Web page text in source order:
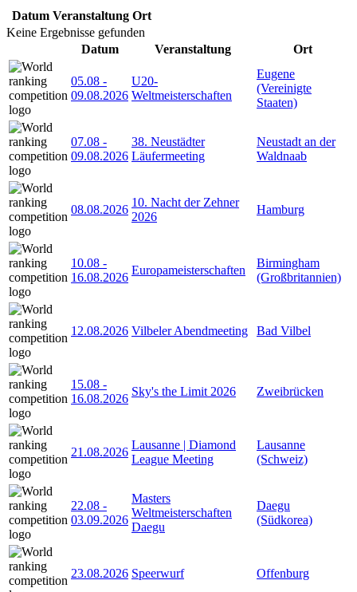
Datum Veranstaltung Ort
Keine Ergebnisse gefunden
Datum
Veranstaltung Ort
05.08 -
09.08.2026
U20-
Weltmeisterschaften
Eugene
(Vereinigte
Staaten)
07.08 -
09.08.2026
38. Neustädter
Läufermeeting
Neustadt an der
Waldnaab
08.08.2026
10. Nacht der Zehner
2026
Hamburg
10.08 -
16.08.2026
Europameisterschaften
Birmingham
(Großbritannien)
12.08.2026 Vilbeler Abendmeeting Bad Vilbel
15.08 -
16.08.2026
Sky's the Limit 2026 Zweibrücken
21.08.2026
Lausanne | Diamond
League Meeting
Lausanne
(Schweiz)
22.08 -
03.09.2026
Masters
Weltmeisterschaften
Daegu
Daegu
(Südkorea)
23.08.2026 Speerwurf Offenburg